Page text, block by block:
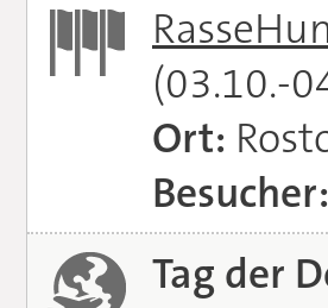
(03.10.-
Ort:
Besucher:
Tag der